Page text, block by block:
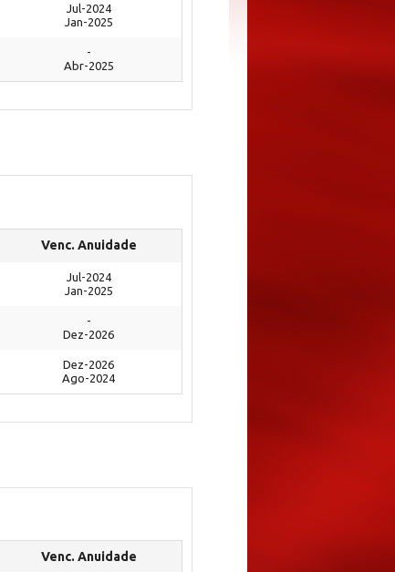
Jul-2024
Jan-2025
-
Abr-2025
Venc. Anuidade
Jul-2024
Jan-2025
-
Dez-2026
Dez-2026
Ago-2024
Venc. Anuidade